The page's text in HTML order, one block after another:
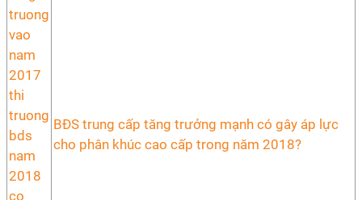
BĐS trung cấp tăng trưởng mạnh có gây áp lực
cho phân khúc cao cấp trong năm 2018?